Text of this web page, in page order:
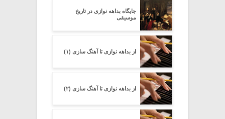
جایگاه بداهه نوازی در تاریخ
موسیقی
از بداهه نوازی تا آهنگ سازی (۱)
از بداهه نوازی تا آهنگ سازی (۲)